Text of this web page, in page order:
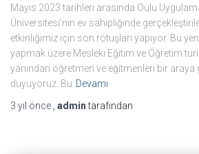
Mayıs 2023 tarihleri arasında Oulu
Üniversitesi’nin ev sahipliğinde
etkinliğimiz için son rötuşları yapıyor. Bu
yapmak üzere Mesleki Eğitim ve Öğretim
yanından öğretmen ve eğitmenleri bir araya
duyuyoruz. Bu Devamı
3 yıl önce admintarafından